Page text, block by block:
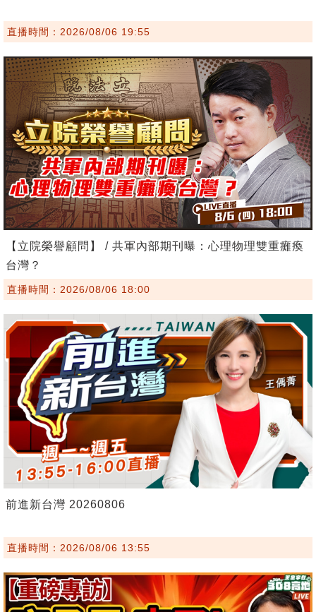
直播時間：2026/08/06 19:55
【立院榮譽顧問】 / 共軍內部期刊曝：心理物理雙重癱瘓
台灣？
直播時間：2026/08/06 18:00
前進新台灣 20260806
直播時間：2026/08/06 13:55